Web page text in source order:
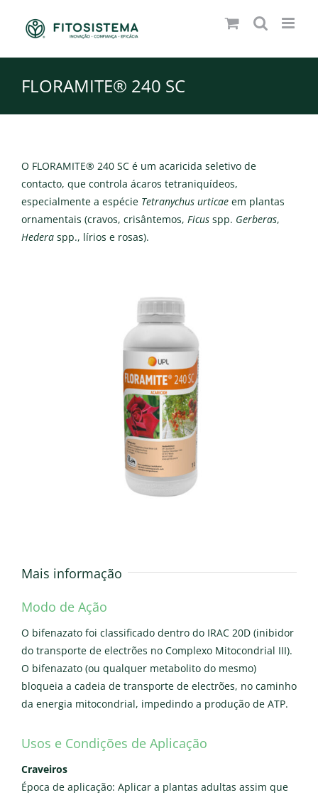
FLORAMITE® 240 SC
O FLORAMITE® 240 SC é um acaricida seletivo de
contacto, que controla ácaros tetraniquídeos,
especialmente a espécie Tetranychus urticaeem plantas
ornamentais (cravos, crisântemos, Ficusspp. Gerberas,
Hederaspp., lírios e rosas).
Mais informação
Modo de Ação
O bifenazato foi classificado dentro do IRAC 20D (inibidor
do transporte de electrões no Complexo Mitocondrial III).
O bifenazato (ou qualquer metabolito do mesmo)
bloqueia a cadeia de transporte de electrões, no caminho
da energia mitocondrial, impedindo a produção de ATP.
Usos e Condições de Aplicação
Craveiros
Época de aplicação: Aplicar a plantas adultas assim que